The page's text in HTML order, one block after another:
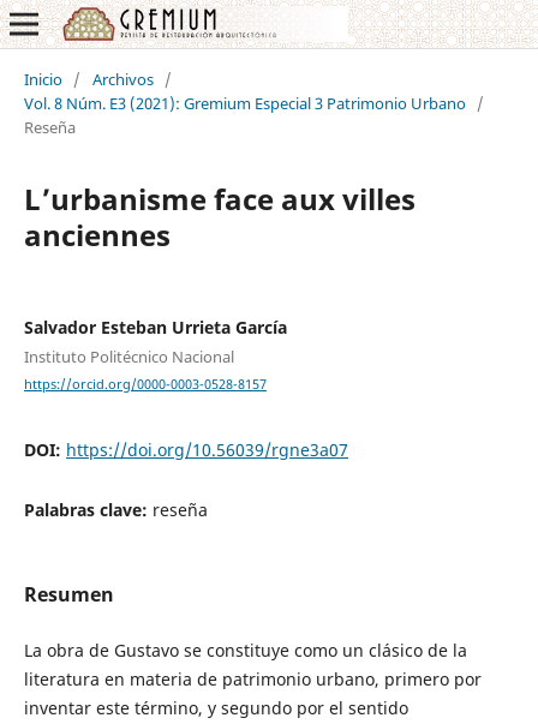
Inicio / Archivos /
Vol. 8 Núm. E3 (2021): Gremium Especial 3 Patrimonio Urbano /
Reseña
L’urbanisme face aux villes
anciennes
Salvador Esteban Urrieta García
Instituto Politécnico Nacional
https://orcid.org/0000-0003-0528-8157
DOI: https://doi.org/10.56039/rgne3a07
Palabras clave: reseña
Resumen
La obra de Gustavo se constituye como un clásico de la
literatura en materia de patrimonio urbano, primero por
inventar este término, y segundo por el sentido